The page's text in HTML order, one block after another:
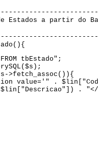
Estados a partir do
tbEstado";
>fetch_assoc()){
value='" .
. "</